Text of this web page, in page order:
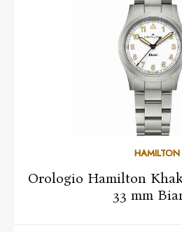
HAMILTON
Orologio Hamilton
33 mm